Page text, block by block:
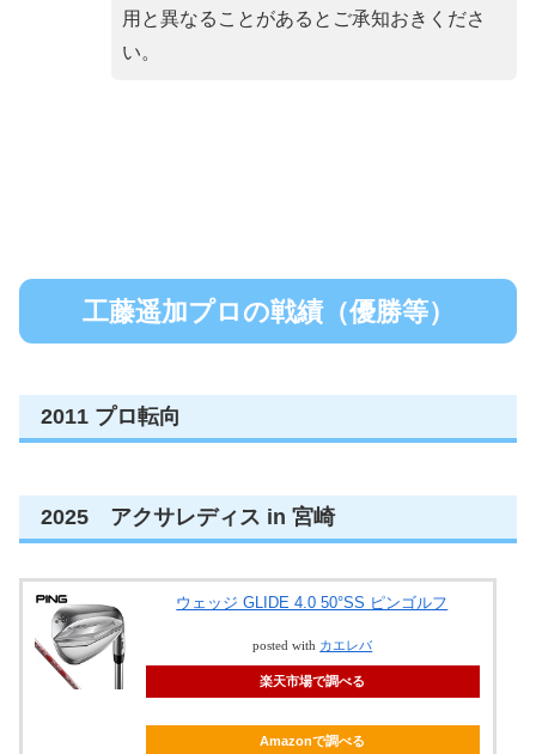
用と異なることがあるとご承知おきくださ
い。
工藤遥加プロの戦績（優勝等）
2011 プロ転向
2025 アクサレディス in 宮崎
ウェッジ GLIDE 4.0 50°SS ピンゴルフ
posted with カエレバ
楽天市場で調べる
Amazonで調べる